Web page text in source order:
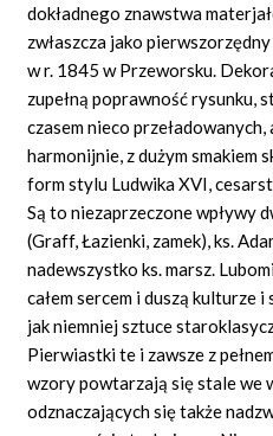
dokładnego znawstwa
zwłaszcza jako
w r. 1845 w Przeworsku.
zupełną poprawność rysunku,
czasem nieco
harmonijnie, z dużym smakiem
form stylu Ludwika XVI,
Są to niezaprzeczone wpływy
(Graff, Łazienki, zamek), ks.
nadewszystko ks. marsz.
całem sercem i duszą kulturze
jak niemniej sztuce
Pierwiastki te i zawsze z
wzory powtarzają się stale we
odznaczających się także